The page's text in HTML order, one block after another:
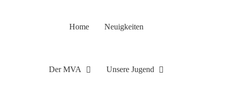
Home Neuigkeiten
Der MVA Unsere Jugend